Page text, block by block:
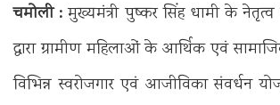
चमोली :मुख्यमंत्री पुष्कर सिंह धामी के नेतृत्व
द्वारा ग्रामीण महिलाओं के आर्थिक एवं
विभिन्न स्वरोजगार एवं आजीविका संवर्धन